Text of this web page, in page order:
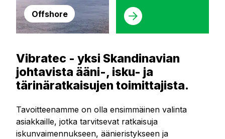
Offshore
Vibratec - yksi Skandinavian
johtavista ääni-, isku- ja
tärinäratkaisujen toimittajista.
Tavoitteenamme on olla ensimmäinen valinta
asiakkaille, jotka tarvitsevat ratkaisuja
iskunvaimennukseen, äänieristykseen ja